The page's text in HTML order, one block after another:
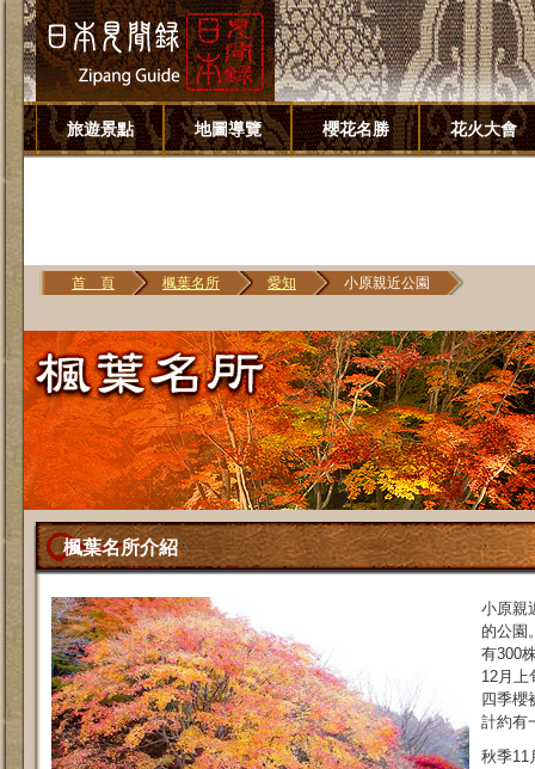
旅遊景點 地圖導覽 櫻花名勝 花火大會
首 頁 楓葉名所 愛知 小原親近公園
楓葉名所介紹
小原親
的公園
有300
12月上
四季櫻
計約有
秋季11